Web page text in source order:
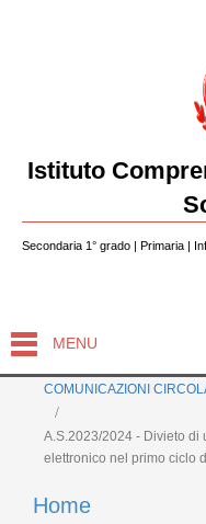
Istituto
Secondaria 1° grado | Primaria |
MENU
COMUNICAZIONI
A.S.2023/2024 - Divieto di
elettronico nel primo ciclo
Home